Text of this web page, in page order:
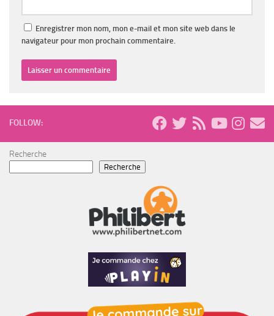
Enregistrer mon nom, mon e-mail et mon site web dans le
navigateur pour mon prochain commentaire.
FOLLOW:
Recherche
Recherche